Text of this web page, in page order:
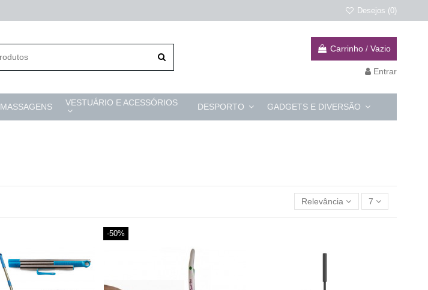
Desejos (0)
Carrinho / Vazio
Entrar
MASSAGENS VESTUÁRIO E ACESSÓRIOS DESPORTO GADGETS E DIVERSÃO
Relevância 7
-50%